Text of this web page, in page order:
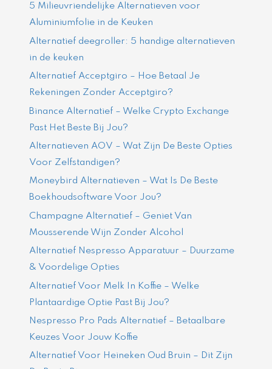
5 Milieuvriendelijke Alternatieven voor
Aluminiumfolie in de Keuken
Alternatief deegroller: 5 handige alternatieven
in de keuken
Alternatief Acceptgiro – Hoe Betaal Je
Rekeningen Zonder Acceptgiro?
Binance Alternatief – Welke Crypto Exchange
Past Het Beste Bij Jou?
Alternatieven AOV – Wat Zijn De Beste Opties
Voor Zelfstandigen?
Moneybird Alternatieven – Wat Is De Beste
Boekhoudsoftware Voor Jou?
Champagne Alternatief – Geniet Van
Mousserende Wijn Zonder Alcohol
Alternatief Nespresso Apparatuur – Duurzame
& Voordelige Opties
Alternatief Voor Melk In Koffie – Welke
Plantaardige Optie Past Bij Jou?
Nespresso Pro Pads Alternatief – Betaalbare
Keuzes Voor Jouw Koffie
Alternatief Voor Heineken Oud Bruin – Dit Zijn